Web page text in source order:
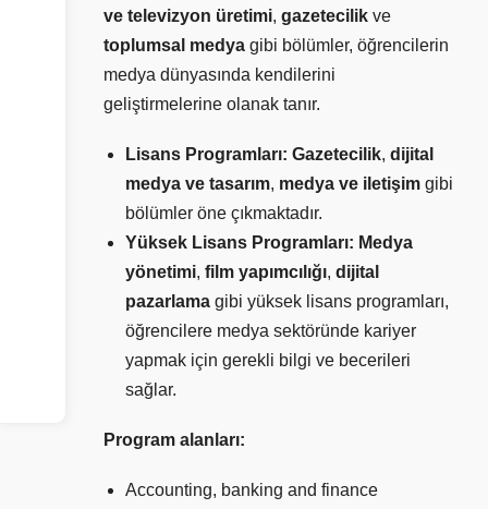
ve televizyon üretimi, gazetecilik ve
toplumsal medya gibi bölümler, öğrencilerin
medya dünyasında kendilerini
geliştirmelerine olanak tanır.
Lisans Programları: Gazetecilik, dijital
medya ve tasarım, medya ve iletişim gibi
bölümler öne çıkmaktadır.
Yüksek Lisans Programları: Medya
yönetimi, film yapımcılığı, dijital
pazarlama gibi yüksek lisans programları,
öğrencilere medya sektöründe kariyer
yapmak için gerekli bilgi ve becerileri
sağlar.
Program alanları:
Accounting, banking and finance